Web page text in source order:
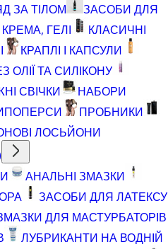
ЗА ТІЛОМ
ЗАСОБИ ДЛЯ
ГЕЛІ
КЛАСИЧНІ
КРАПЛІ І КАПСУЛИ
ТА СИЛІКОНУ
СВІЧКИ
НАБОРИ
ПОПЕРСИ
ПРОБНИКИ
ЛОСЬЙОНИ
АНАЛЬНІ ЗМАЗКИ
ЗАСОБИ ДЛЯ ЛАТЕКСУ
ДЛЯ МАСТУРБАТОРІВ
ЛУБРИКАНТИ НА ВОДНІЙ